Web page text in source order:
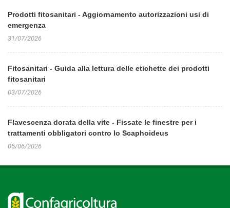
Prodotti fitosanitari - Aggiornamento autorizzazioni usi di
emergenza
31/07/2026
Fitosanitari - Guida alla lettura delle etichette dei prodotti
fitosanitari
03/07/2026
Flavescenza dorata della vite - Fissate le finestre per i
trattamenti obbligatori contro lo Scaphoideus
05/06/2026